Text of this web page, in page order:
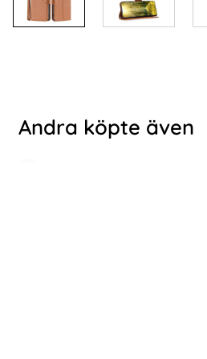
Andra köpte även